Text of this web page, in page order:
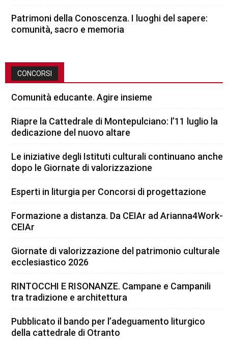
Patrimoni della Conoscenza. I luoghi del sapere:
comunità, sacro e memoria
CONCORSI
Comunità educante. Agire insieme
Riapre la Cattedrale di Montepulciano: l’11 luglio la
dedicazione del nuovo altare
Le iniziative degli Istituti culturali continuano anche
dopo le Giornate di valorizzazione
Esperti in liturgia per Concorsi di progettazione
Formazione a distanza. Da CEIAr ad Arianna4Work-
CEIAr
Giornate di valorizzazione del patrimonio culturale
ecclesiastico 2026
RINTOCCHI E RISONANZE. Campane e Campanili
tra tradizione e architettura
Pubblicato il bando per l’adeguamento liturgico
della cattedrale di Otranto